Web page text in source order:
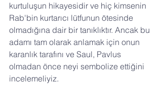
kurtuluşun hikayesidir ve hiç kimsenin
Rab'bin kurtarıcı lütfunun ötesinde
olmadığına dair bir tanıklıktır. Ancak bu
adamı tam olarak anlamak için onun
karanlık tarafını ve Saul, Pavlus
olmadan önce neyi sembolize ettiğini
incelemeliyiz.